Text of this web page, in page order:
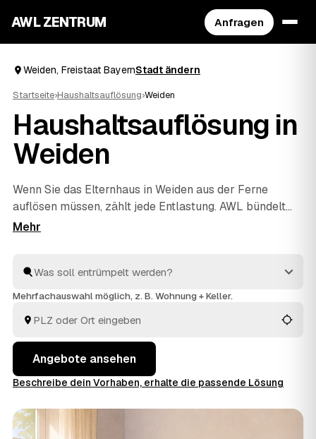
AWL ZENTRUM Anfragen
Weiden, Freistaat BayernStadt ändern
Startseite›Haushaltsauflösung›Weiden
Haushaltsauflösung in
Weiden
Wenn Sie das Elternhaus in Weiden aus der Ferne
auflösen müssen, zählt jede Entlastung. AWL bündelt
die Suche: Eine Anfrage genügt, und geprüfte Anbieter
Sichtung des Nachlasses, fachgerechte Entsorgung und
Wertanrechnung übernehmen die Profis – einfühlsam
aus Weiden undNeustadt a.d.Waldnaab
Windischeschenbachvergleichen Sie in Ruhe und
geben den Auftrag aus der Hand.
Mehrfachauswahl möglich, z. B. Wohnung + Keller.
Angebote ansehen
Beschreibe dein Vorhaben, erhalte die passende Lösung